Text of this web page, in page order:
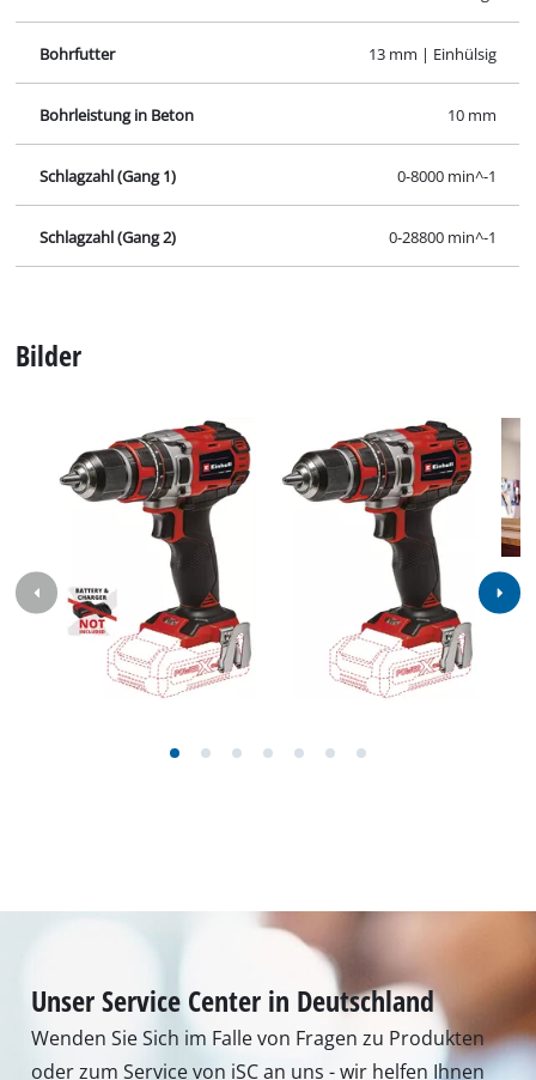
Bohrfutter 13 mm | Einhülsig
Bohrleistung in Beton 10 mm
Schlagzahl (Gang 1) 0-8000 min^-1
Schlagzahl (Gang 2) 0-28800 min^-1
Bilder
Unser Service Center in Deutschland
Wenden Sie Sich im Falle von Fragen zu Produkten
oder zum Service von iSC an uns - wir helfen Ihnen